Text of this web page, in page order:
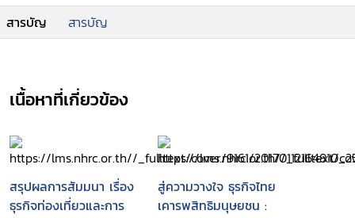
สารบัญ
สารบัญ
เนื้อหาที่เกี่ยวข้อง
สรุปผลการสัมมนา เรื่อง
ธุรกิจท่องเที่ยวและการ
สู่ความวางใจ ธุรกิจไทย
เคารพสิทธิมนุษยชน :